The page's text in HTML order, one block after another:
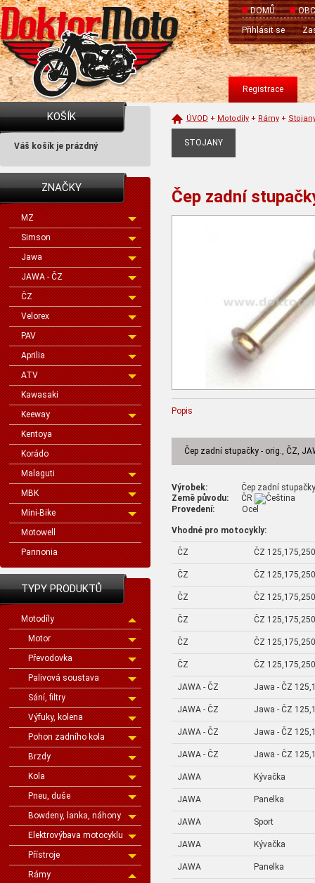
DOMŮ
Přihlásit se
Registrace
KOŠÍK
Váš košík je prázdný
ZNAČKY
MZ
Simson
Jawa
JAWA - ČZ
ČZ
Velorex
PAV
Aprilia
ATV
Kawasaki
Keeway
Kentoya
Korádo
Malaguti
MBK
Mini-Bike
Motowell
Pannonia
TYPY PRODUKTŮ
Motodíly
Motor
Převodovka
Palivová soustava
Sání, filtry
Výfuky, kolena
Pohon zadního kola
Brzdy
Kola
Pneu, duše
Bowdeny, lanka, náhony
Elektrovýbava motocyklu
Přístroje
Rámy
ÚVOD + Motodíly + Rámy +
STOJANY
Čep zadní
Popis
Čep zadní stupačky - orig., ČZ,
Výrobek: Čep zadní stupačky
Země původu: ČR
Provedení: Ocel
Vhodné pro motocykly:
ČZ ČZ
ČZ ČZ
ČZ ČZ
ČZ ČZ
ČZ ČZ
ČZ ČZ
JAWA - ČZ Jawa - ČZ
JAWA - ČZ Jawa - ČZ
JAWA - ČZ Jawa - ČZ
JAWA - ČZ Jawa - ČZ
JAWA Kývačka
JAWA Panelka
JAWA Sport
JAWA Kývačka
JAWA Panelka